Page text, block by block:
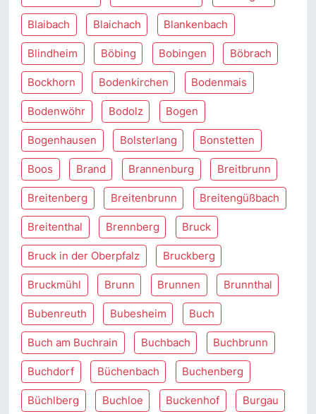
Blaibach Blaichach Blankenbach
Blindheim Böbing Bobingen Böbrach
Bockhorn Bodenkirchen Bodenmais
Bodenwöhr Bodolz Bogen
Bogenhausen Bolsterlang Bonstetten
Boos Brand Brannenburg Breitbrunn
Breitenberg Breitenbrunn Breitengüßbach
Breitenthal Brennberg Bruck
Bruck in der Oberpfalz Bruckberg
Bruckmühl Brunn Brunnen Brunnthal
Bubenreuth Bubesheim Buch
Buch am Buchrain Buchbach Buchbrunn
Buchdorf Büchenbach Buchenberg
Büchlberg Buchloe Buckenhof Burgau